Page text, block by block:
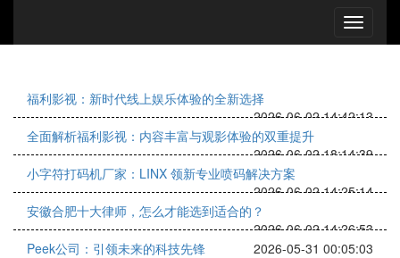
福利影视：新时代线上娱乐体验的全新选择
2026-06-02 14:42:13
全面解析福利影视：内容丰富与观影体验的双重提升
2026-06-02 18:14:39
小字符打码机厂家：LINX 领新专业喷码解决方案
2026-06-02 14:25:14
安徽合肥十大律师，怎么才能选到适合的？
2026-06-02 14:26:53
Peek公司：引领未来的科技先锋
2026-05-31 00:05:03